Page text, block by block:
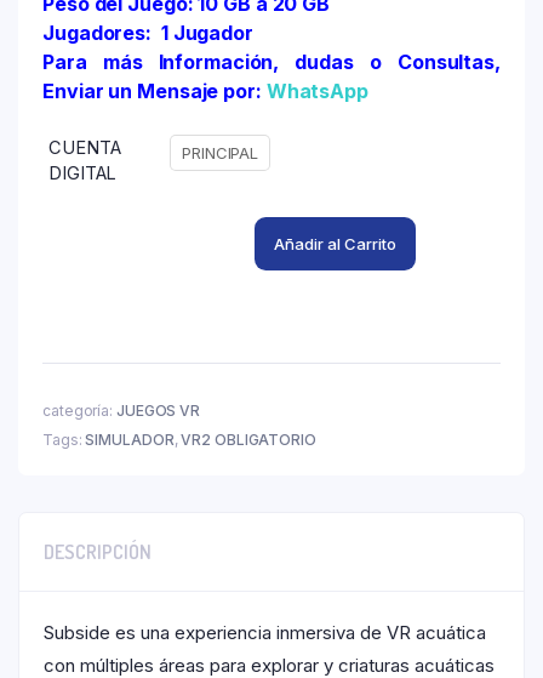
Jugadores: 1 Jugador
Para más Información, dudas o Consultas,
Enviar un Mensaje por: WhatsApp
CUENTA
DIGITAL
PRINCIPAL
Añadir al Carrito
categoría: JUEGOS VR
Tags:SIMULADOR,VR2 OBLIGATORIO
DESCRIPCIÓN
Subside es una experiencia inmersiva de VR acuática
con múltiples áreas para explorar y criaturas acuáticas